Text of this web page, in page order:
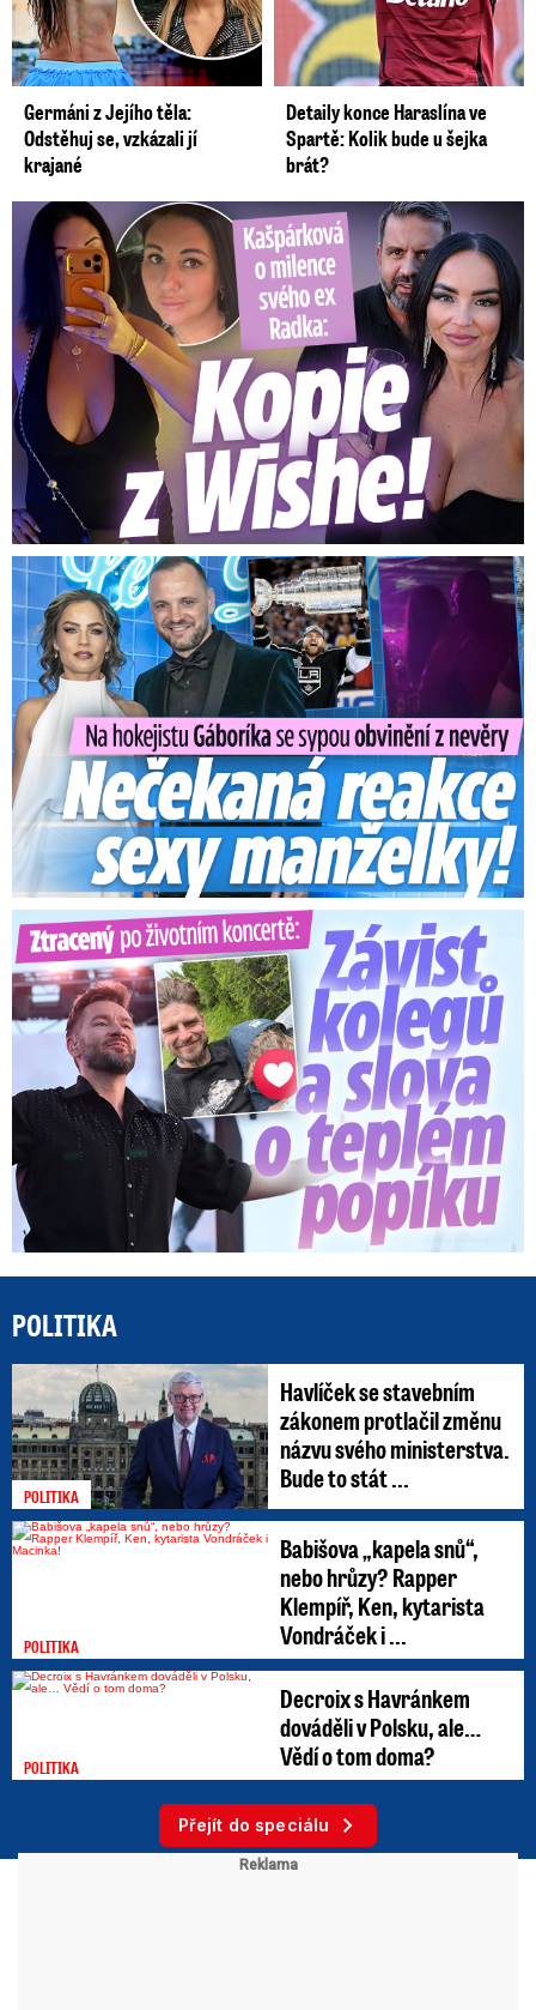
Germáni z Jejího těla:
Odstěhuj se, vzkázali jí
krajané
Detaily konce Haraslína ve
Spartě: Kolik bude u šejka
brát?
Kašpárková o milence svého ex Radka: Kopie z Wishe!
Na Gáboríka se sypou obvinění z nevěry: Reakce manželky!
Ztracený po životním koncertě: Závist kolegů a teplý popík
POLITIKA
POLITIKA
Havlíček se stavebním
zákonem protlačil změnu
názvu svého ministerstva.
Bude to stát ...
POLITIKA
Babišova „kapela snů“,
nebo hrůzy? Rapper
Klempíř, Ken, kytarista
Vondráček i ...
POLITIKA
Decroix s Havránkem
dováděli v Polsku, ale…
Vědí o tom doma?
Přejít do speciálu